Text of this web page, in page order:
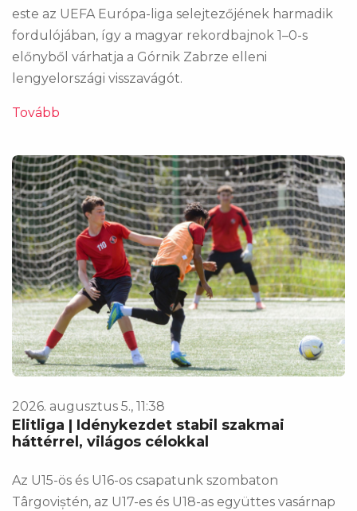
este az UEFA Európa-liga selejtezőjének harmadik
fordulójában, így a magyar rekordbajnok 1–0-s
előnyből várhatja a Górnik Zabrze elleni
lengyelországi visszavágót.
Tovább
2026. augusztus 5., 11:38
Elitliga | Idénykezdet stabil szakmai
háttérrel, világos célokkal
Az U15-ös és U16-os csapatunk szombaton
Târgoviștén, az U17-es és U18-as együttes vasárnap